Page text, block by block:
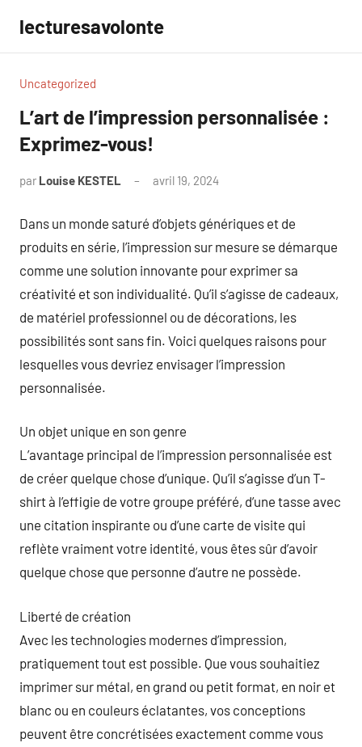
contenu
lecturesavolonte
Uncategorized
L’art de l’impression personnalisée :
Exprimez-vous!
par Louise KESTEL avril 19, 2024
Dans un monde saturé d’objets génériques et de
produits en série, l’impression sur mesure se démarque
comme une solution innovante pour exprimer sa
créativité et son individualité. Qu’il s’agisse de cadeaux,
de matériel professionnel ou de décorations, les
possibilités sont sans fin. Voici quelques raisons pour
lesquelles vous devriez envisager l’impression
personnalisée.
Un objet unique en son genre
L’avantage principal de l’impression personnalisée est
de créer quelque chose d’unique. Qu’il s’agisse d’un T-
shirt à l’effigie de votre groupe préféré, d’une tasse avec
une citation inspirante ou d’une carte de visite qui
reflète vraiment votre identité, vous êtes sûr d’avoir
quelque chose que personne d’autre ne possède.
Liberté de création
Avec les technologies modernes d’impression,
pratiquement tout est possible. Que vous souhaitiez
imprimer sur métal, en grand ou petit format, en noir et
blanc ou en couleurs éclatantes, vos conceptions
peuvent être concrétisées exactement comme vous